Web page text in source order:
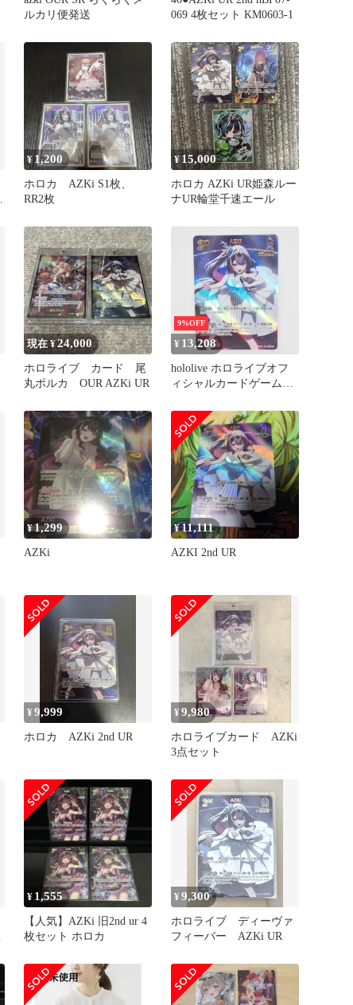
ルカリ便発送
069 4枚セット KM0603-1
¥1,200
ホロカ AZKi S1枚、
RR2枚
¥15,000
ホロカ AZKi UR姫森ルー
ナUR輪堂千速エール
現在 ¥24,000
ホロライブ カード 尾
丸ポルカ OUR AZKi UR
9%OFF
¥ 13,208
hololive ホロライブオフ
ィシャルカードゲーム
カ ∴WU5085
¥1,299
AZKi
¥11,111
AZKI 2nd UR
¥9,999
ホロカ AZKi 2nd UR
¥9,980
ホロライブカード AZKi
3点セット
¥ 1,555
【人気】AZKi 旧2nd ur 4
枚セット ホロカ
¥9,300
ホロライブ ディーヴァ
フィーバー AZKi UR